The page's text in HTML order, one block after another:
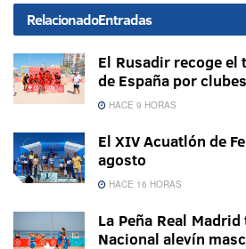
RelacionadoEntradas
El Rusadir recoge el
de España por
HACE 9 HORAS
El XIV Acuatlón de
agosto
HACE 16 HORAS
La Peña Real
Nacional alevín